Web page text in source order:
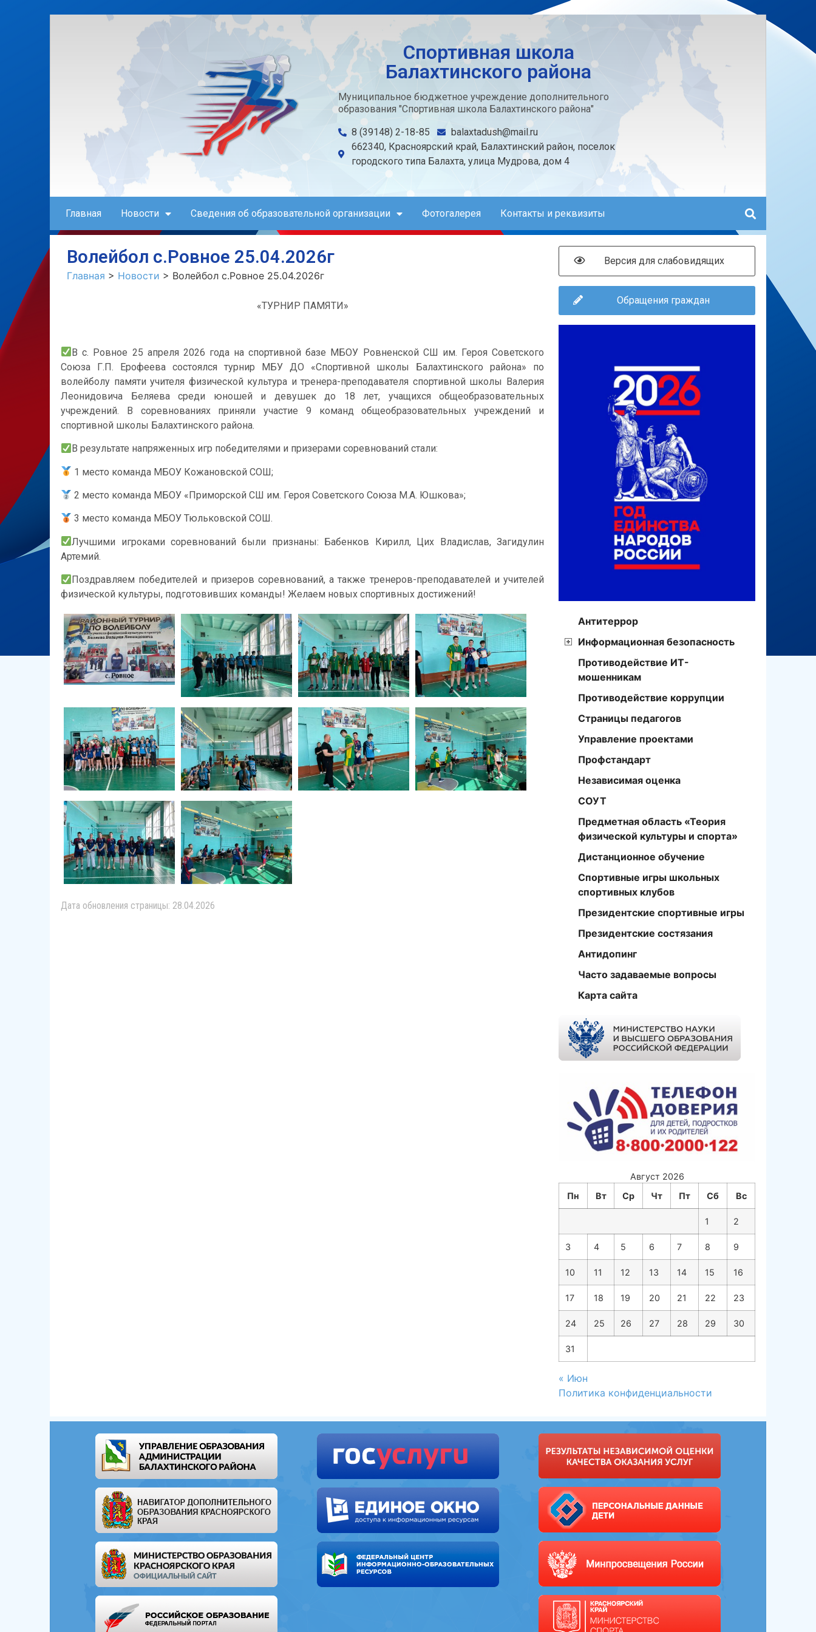
Спортивная школа
Балахтинского района
Муниципальное бюджетное учреждение дополнительного
образования "Спортивная школа Балахтинского района"
8 (39148) 2-18-85
balaxtadush@mail.ru
662340, Красноярский край, Балахтинский район, поселок
городского типа Балахта, улица Мудрова, дом 4
Главная Новости Сведения об образовательной организации Фотогалерея Контакты и реквизиты
Волейбол с.Ровное 25.04.2026г
Главная > Новости > Волейбол с.Ровное 25.04.2026г
«ТУРНИР ПАМЯТИ»
В с. Ровное 25 апреля 2026 года на спортивной базе МБОУ Ровненской СШ им. Героя Советского
Союза Г.П. Ерофеева состоялся турнир МБУ ДО «Спортивной школы Балахтинского района» по
волейболу памяти учителя физической культура и тренера-преподавателя спортивной школы Валерия
Леонидовича Беляева среди юношей и девушек до 18 лет, учащихся общеобразовательных
учреждений. В соревнованиях приняли участие 9 команд общеобразовательных учреждений и
спортивной школы Балахтинского района.
В результате напряженных игр победителями и призерами соревнований стали:
1 место команда МБОУ Кожановской СОШ;
2 место команда МБОУ «Приморской СШ им. Героя Советского Союза М.А. Юшкова»;
3 место команда МБОУ Тюльковской СОШ.
Лучшими игроками соревнований были признаны: Бабенков Кирилл, Цих Владислав, Загидулин
Артемий.
Поздравляем победителей и призеров соревнований, а также тренеров-преподавателей и учителей
физической культуры, подготовивших команды! Желаем новых спортивных достижений!
Дата обновления страницы: 28.04.2026
Версия для слабовидящих
Обращения граждан
Антитеррор
Информационная безопасность
Противодействие ИТ-
мошенникам
Противодействие коррупции
Страницы педагогов
Управление проектами
Профстандарт
Независимая оценка
СОУТ
Предметная область «Теория
физической культуры и спорта»
Дистанционное обучение
Спортивные игры школьных
спортивных клубов
Президентские спортивные игры
Президентские состязания
Антидопинг
Часто задаваемые вопросы
Карта сайта
Август 2026
Пн
Вт Ср Чт Пт Сб Вс
1 2
3 4 5 6 7 8 9
10 11 12 13 14 15 16
17 18 19 20 21 22 23
24 25 26 27 28 29 30
31
« Июн
Политика конфиденциальности